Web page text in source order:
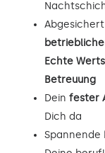
Echte
Betreuung
Dein fester
Dich da
Spannende